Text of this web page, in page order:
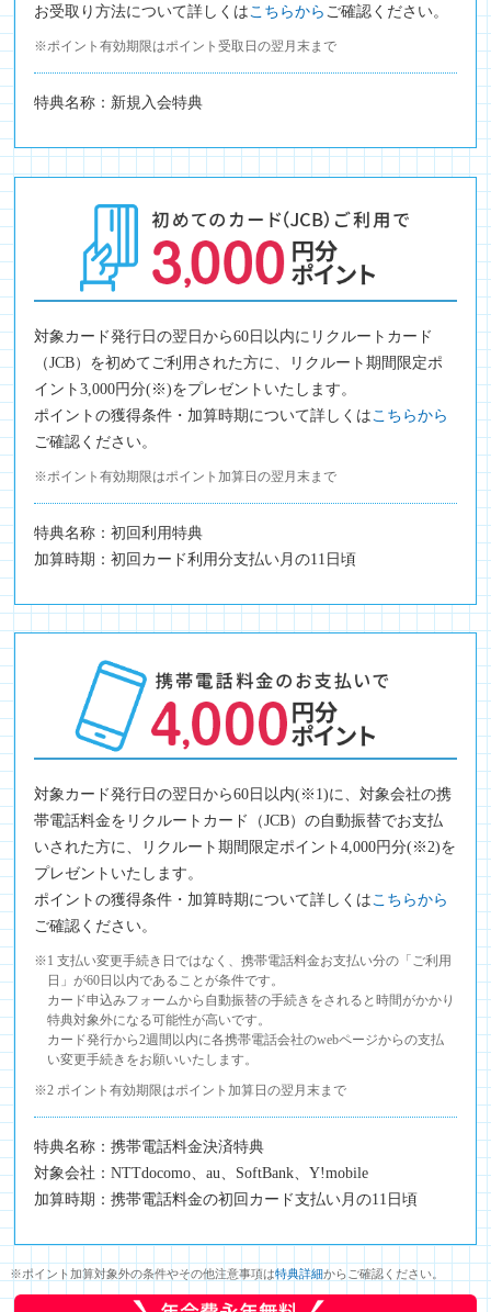
お受取り方法について詳しくはこちらから ご確認ください。
※ポイント有効期限はポイント受取日の翌月末まで
特典名称：新規入会特典
対象カード発行日の翌日から60日以内にリクルートカード
（JCB）を初めてご利用された方に、リクルート期間限定ポ
イント3,000円分(※)をプレゼントいたします。
ポイントの獲得条件・加算時期について詳しくは こちらから
ご確認ください。
※ポイント有効期限はポイント加算日の翌月末まで
特典名称：初回利用特典
加算時期：初回カード利用分支払い月の11日頃
対象カード発行日の翌日から60日以内(※1)に、対象会社の携
帯電話料金をリクルートカード（JCB）の自動振替でお支払
いされた方に、リクルート期間限定ポイント4,000円分(※2)を
プレゼントいたします。
ポイントの獲得条件・加算時期について詳しくは こちらから
ご確認ください。
※1 支払い変更手続き日ではなく、携帯電話料金お支払い分の「ご利用
日」が60日以内であることが条件です。
カード申込みフォームから自動振替の手続きをされると時間がかかり
特典対象外になる可能性が高いです。
カード発行から2週間以内に各携帯電話会社のwebページからの支払
い変更手続きをお願いいたします。
※2 ポイント有効期限はポイント加算日の翌月末まで
特典名称：携帯電話料金決済特典
対象会社：NTTdocomo、au、SoftBank、Y!mobile
加算時期：携帯電話料金の初回カード支払い月の11日頃
※ポイント加算対象外の条件やその他注意事項は特典詳細からご確認ください。